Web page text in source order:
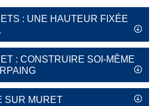
: UNE HAUTEUR FIXÉE
: CONSTRUIRE SOI-MÊME
SUR MURET